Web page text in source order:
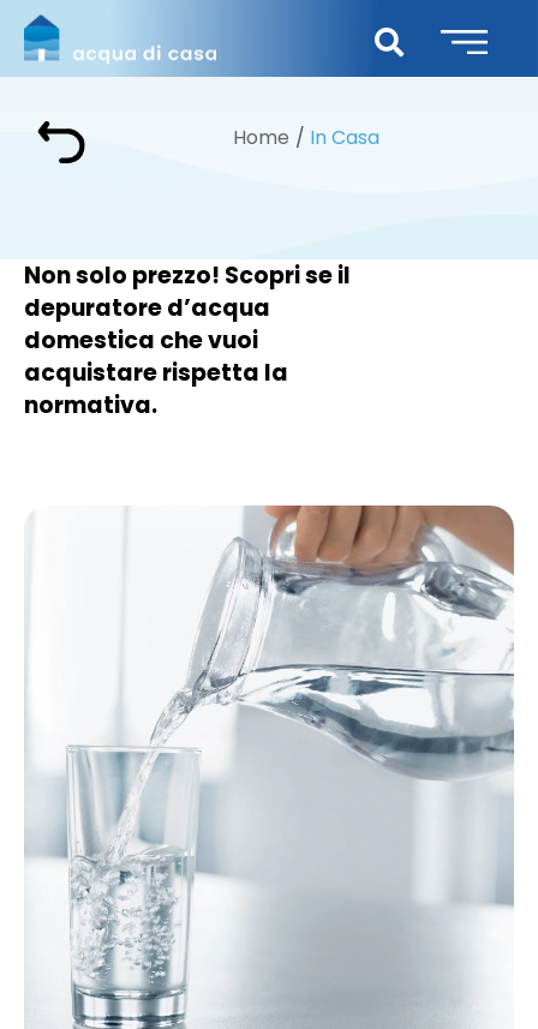
Home In Casa
Non solo prezzo! Scopri se il
depuratore d’acqua
domestica che vuoi
acquistare rispetta la
normativa.